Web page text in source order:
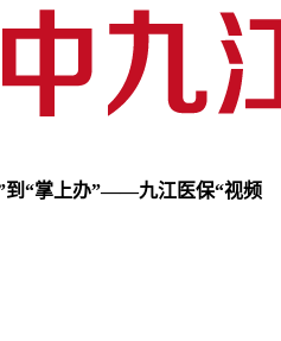
到“掌上办”——九江医保“视频